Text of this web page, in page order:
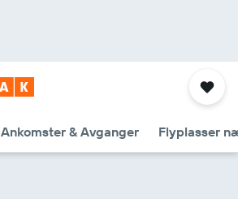
Ankomster & Avganger Flyplasser